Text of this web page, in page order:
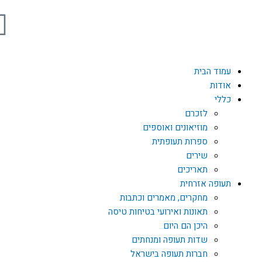
עמוד הבית
אודות
כללי
לזכרם
מוזיאונים ואוספים
ספרות תעופתית
שירים
תאריכים
תעופה אזרחית
מחקרים, מאמרים וכתבות
תאונות ואירועי בטיחות טיסה
היכן הם היום
שדות תעופה ומנחתים
חברות תעופה בישראל